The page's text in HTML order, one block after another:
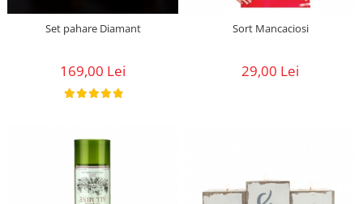
Set pahare Diamant
169,00 Lei
Sort Mancaciosi
29,00 Lei